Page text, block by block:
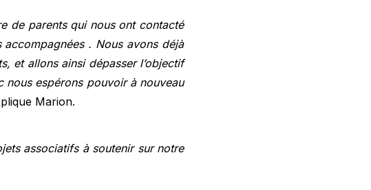
de parents qui nous ont contacté
. Nous avons déjà
et allons ainsi dépasser l’objectif
nous espérons pouvoir à nouveau
Marion.
associatifs à soutenir sur notre